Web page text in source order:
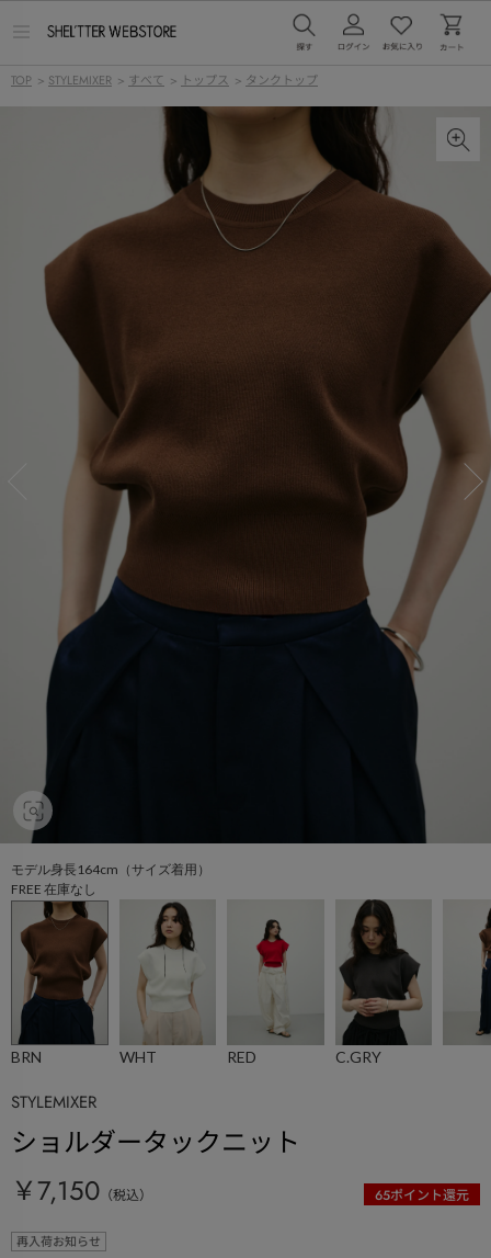
ー
TOP > STYLEMIXER > すべて > トップス > タンクトップ
モデル身長164cm（サイズ着用）
FREE 在庫なし
BRN WHT RED C.GRY
STYLEMIXER
ショルダータックニット
￥7,150 （税込） 65ポイント還元
再入荷お知らせ